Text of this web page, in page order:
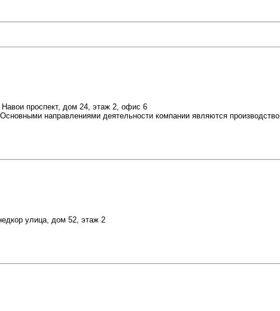
Навои проспект, дом 24, этаж 2, офис 6
направлениями деятельности компании являются производство
улица, дом 52, этаж 2